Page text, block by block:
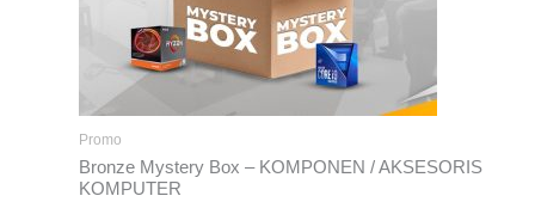
Promo
Bronze Mystery Box – KOMPONEN / AKSESORIS
KOMPUTER